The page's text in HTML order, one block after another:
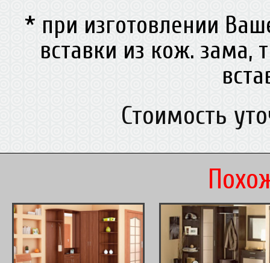
* при изготовлении
вставки из кож. зама,
Стоимость